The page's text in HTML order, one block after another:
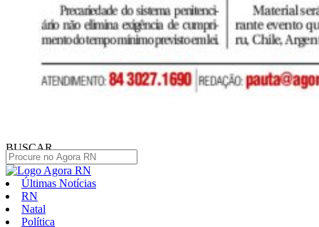
BUSCAR
Últimas Notícias
RN
Natal
Política